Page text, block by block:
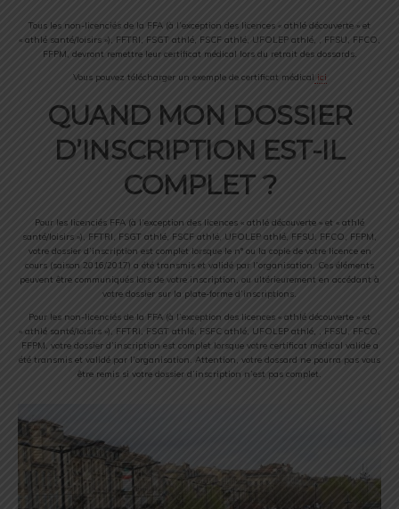
Tous les non-licenciés de la FFA (à l’exception des licences « athlé découverte » et
« athlé santé/loisirs »), FFTRI, FSGT athlé, FSCF athlé, UFOLEP athlé, , FFSU, FFCO,
FFPM, devront remettre leur certificat médical lors du retrait des dossards.
Vous pouvez télécharger un exemple de certificat médical ici
QUAND MON DOSSIER
D’INSCRIPTION EST-IL
COMPLET ?
Pour les licenciés FFA (à l’exception des licences « athlé découverte » et « athlé
santé/loisirs »), FFTRI, FSGT athlé, FSCF athlé, UFOLEP athlé, FFSU, FFCO, FFPM,
votre dossier d’inscription est complet lorsque le n° ou la copie de votre licence en
cours (saison 2016/2017) a été transmis et validé par l’organisation. Ces éléments
peuvent être communiqués lors de votre inscription, ou ultérieurement en accédant à
votre dossier sur la plate-forme d’inscriptions.
Pour les non-licenciés de la FFA (à l’exception des licences « athlé découverte » et
« athlé santé/loisirs »), FFTRI, FSGT athlé, FSFC athlé, UFOLEP athlé, , FFSU, FFCO,
FFPM, votre dossier d’inscription est complet lorsque votre certificat médical valide a
été transmis et validé par l’organisation. Attention, votre dossard ne pourra pas vous
être remis si votre dossier d’inscription n’est pas complet.